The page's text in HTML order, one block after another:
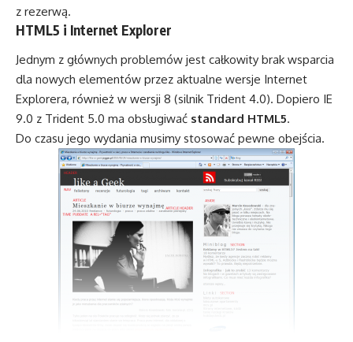
z rezerwą.
HTML5 i Internet Explorer
Jednym z głównych problemów jest całkowity brak wsparcia
dla nowych elementów przez aktualne wersje Internet
Explorera, również w wersji 8 (silnik Trident 4.0). Dopiero IE
9.0 z Trident 5.0 ma obsługiwać standard HTML5.
Do czasu jego wydania musimy stosować pewne obejścia.